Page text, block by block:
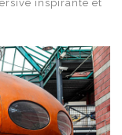
inspirante et